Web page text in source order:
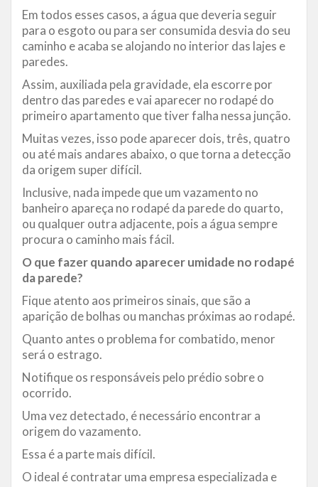
Em todos esses casos, a água que deveria seguir
para o esgoto ou para ser consumida desvia do seu
caminho e acaba se alojando no interior das lajes e
paredes.
Assim, auxiliada pela gravidade, ela escorre por
dentro das paredes e vai aparecer no rodapé do
primeiro apartamento que tiver falha nessa junção.
Muitas vezes, isso pode aparecer dois, três, quatro
ou até mais andares abaixo, o que torna a detecção
da origem super difícil.
Inclusive, nada impede que um vazamento no
banheiro apareça no rodapé da parede do quarto,
ou qualquer outra adjacente, pois a água sempre
procura o caminho mais fácil.
O que fazer quando aparecer umidade no rodapé
da parede?
Fique atento aos primeiros sinais, que são a
aparição de bolhas ou manchas próximas ao rodapé.
Quanto antes o problema for combatido, menor
será o estrago.
Notifique os responsáveis pelo prédio sobre o
ocorrido.
Uma vez detectado, é necessário encontrar a
origem do vazamento.
Essa é a parte mais difícil.
O ideal é contratar uma empresa especializada e